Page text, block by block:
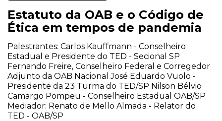
Estatuto da OAB e o Código de
Ética em tempos de pandemia
Palestrantes: Carlos Kauffmann - Conselheiro
Estadual e Presidente do TED - Secional SP
Fernando Freire, Conselheiro Federal e Corregedor
Adjunto da OAB Nacional José Eduardo Vuolo -
Presidente da 23 Turma do TED/SP Nilson Bélvio
Camargo Pompeu - Conselheiro Estadual OAB/SP
Mediador: Renato de Mello Almada - Relator do
TED - OAB/SP